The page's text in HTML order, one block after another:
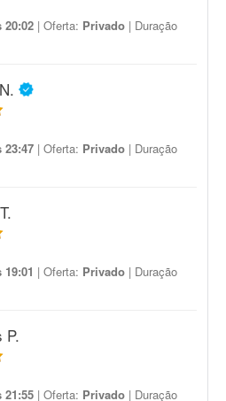
20:02 | Oferta: Privado | Duração
23:47 | Oferta: Privado | Duração
19:01 | Oferta: Privado | Duração
P.
21:55 | Oferta: Privado | Duração